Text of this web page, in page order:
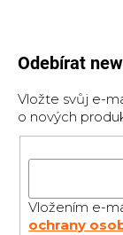
Odebírat
Vložte svůj e-
o nových
Vložením e-
ochrany